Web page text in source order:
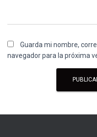
Guarda mi nombre,
navegador para la próxima